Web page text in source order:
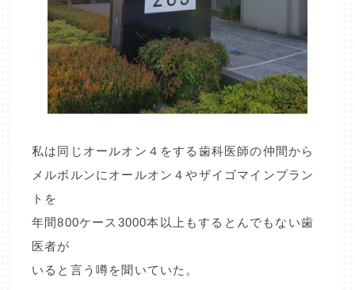
私は同じオールオン４をする歯科医師の仲間から
メルボルンにオールオン４やザイゴマインプラン
トを
年間800ケース3000本以上もするとんでもない歯
医者が
いると言う噂を聞いていた。